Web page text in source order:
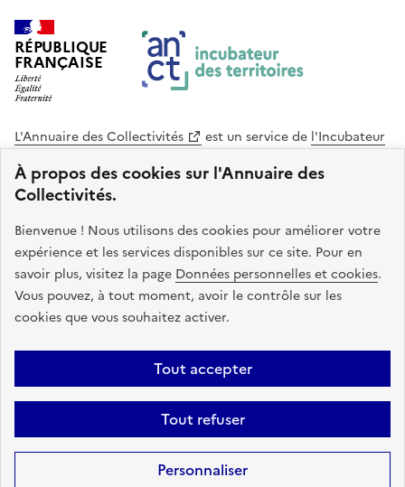
À propos des cookies sur l'Annuaire des
Collectivités.
Bienvenue ! Nous utilisons des cookies pour améliorer votre
expérience et les services disponibles sur ce site. Pour en
savoir plus, visitez la page Données personnelles et cookies.
Vous pouvez, à tout moment, avoir le contrôle sur les
cookies que vous souhaitez activer.
Tout accepter
Tout refuser
Personnaliser
RÉPUBLIQUE
FRANÇAISE
L'Annuaire des Collectivités est un service de l'Incubateur
des Territoires
Cohésion des Territoires
. Le code source de ce site web
est disponible en licence libre. Le design de ce site est conçu
avec le système de design de l’État.
legifrance.gouv.fr
info.gouv.fr
service-public.gouv.fr
data.gouv.fr
Plan du site Accessibilite : non conforme
Mentions légales
Politique de confidentialité
Gestion des cookies FAQ
Kit de
Statistiques Code source
Sauf mention contraire, tous les contenus de ce site sont sous